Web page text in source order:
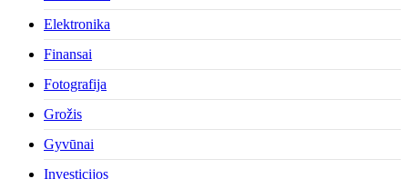
Elektronika
Finansai
Fotografija
Grožis
Gyvūnai
Investicijos